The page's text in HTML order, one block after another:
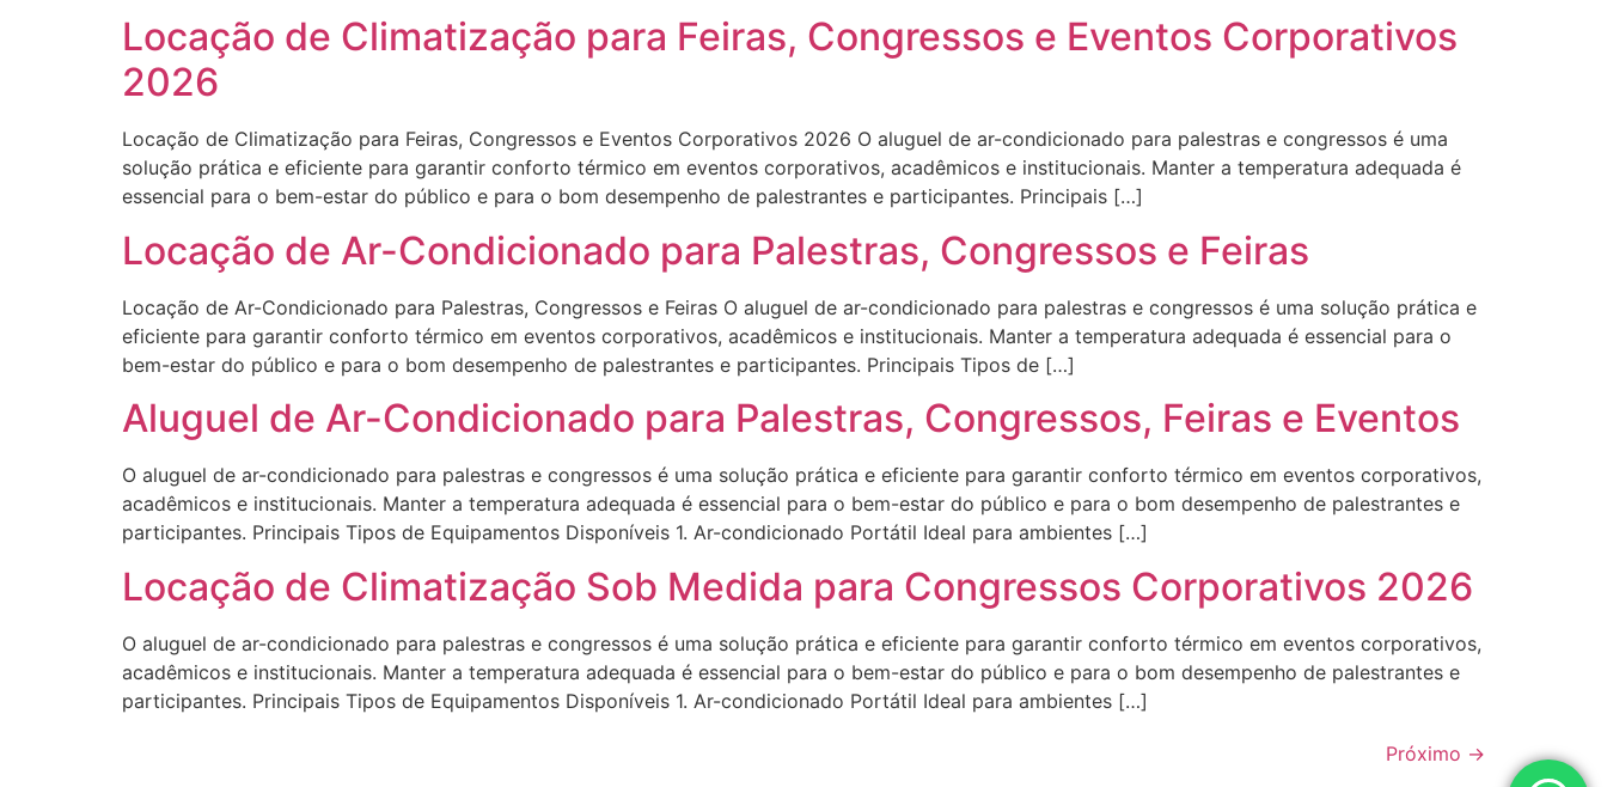
Locação de Climatização para Feiras, Congressos e Eventos Corporativos
2026
Locação de Climatização para Feiras, Congressos e Eventos Corporativos 2026 O aluguel de ar-condicionado para palestras e congressos é uma
solução prática e eficiente para garantir conforto térmico em eventos corporativos, acadêmicos e institucionais. Manter a temperatura adequada é
essencial para o bem-estar do público e para o bom desempenho de palestrantes e participantes. Principais […]
Locação de Ar-Condicionado para Palestras, Congressos e Feiras
Locação de Ar-Condicionado para Palestras, Congressos e Feiras O aluguel de ar-condicionado para palestras e congressos é uma solução prática e
eficiente para garantir conforto térmico em eventos corporativos, acadêmicos e institucionais. Manter a temperatura adequada é essencial para o
bem-estar do público e para o bom desempenho de palestrantes e participantes. Principais Tipos de […]
Aluguel de Ar-Condicionado para Palestras, Congressos, Feiras e Eventos
O aluguel de ar-condicionado para palestras e congressos é uma solução prática e eficiente para garantir conforto térmico em eventos corporativos,
acadêmicos e institucionais. Manter a temperatura adequada é essencial para o bem-estar do público e para o bom desempenho de palestrantes e
participantes. Principais Tipos de Equipamentos Disponíveis 1. Ar-condicionado Portátil Ideal para ambientes […]
Locação de Climatização Sob Medida para Congressos Corporativos 2026
O aluguel de ar-condicionado para palestras e congressos é uma solução prática e eficiente para garantir conforto térmico em eventos corporativos,
acadêmicos e institucionais. Manter a temperatura adequada é essencial para o bem-estar do público e para o bom desempenho de palestrantes e
participantes. Principais Tipos de Equipamentos Disponíveis 1. Ar-condicionado Portátil Ideal para ambientes […]
Próximo →